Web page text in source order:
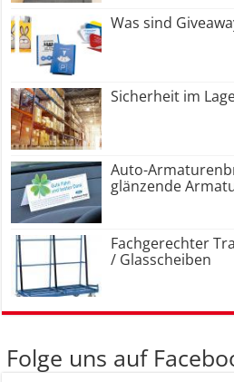
Was sind
Sicherheit im
Auto-
glänzende
Fachgerechter
/ Glasscheiben
Folge uns auf